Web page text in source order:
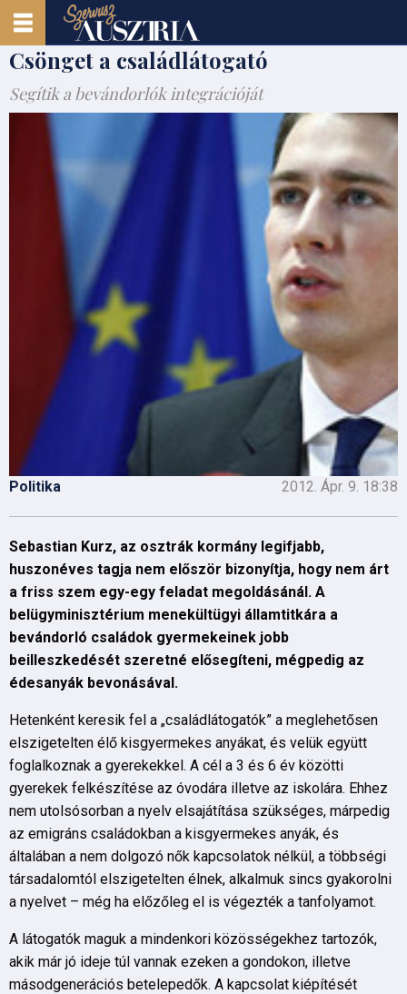
Csönget a családlátogató
Segítik a bevándorlók integrációját
Politika 2012. Ápr. 9. 18:38
Sebastian Kurz, az osztrák kormány legifjabb,
huszonéves tagja nem először bizonyítja, hogy nem árt
a friss szem egy-egy feladat megoldásánál. A
belügyminisztérium menekültügyi államtitkára a
bevándorló családok gyermekeinek jobb
beilleszkedését szeretné elősegíteni, mégpedig az
édesanyák bevonásával.
Hetenként keresik fel a „családlátogatók” a meglehetősen
elszigetelten élő kisgyermekes anyákat, és velük együtt
foglalkoznak a gyerekekkel. A cél a 3 és 6 év közötti
gyerekek felkészítése az óvodára illetve az iskolára. Ehhez
nem utolsósorban a nyelv elsajátítása szükséges, márpedig
az emigráns családokban a kisgyermekes anyák, és
általában a nem dolgozó nők kapcsolatok nélkül, a többségi
társadalomtól elszigetelten élnek, alkalmuk sincs gyakorolni
a nyelvet – még ha előzőleg el is végezték a tanfolyamot.
A látogatók maguk a mindenkori közösségekhez tartozók,
akik már jó ideje túl vannak ezeken a gondokon, illetve
másodgenerációs betelepedők. A kapcsolat kiépítését